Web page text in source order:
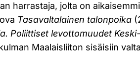
harrastaja, jolta on
Tasavaltalainen talonpoika
Poliittiset levottomuudet
Maalaisliiton sisäisiin